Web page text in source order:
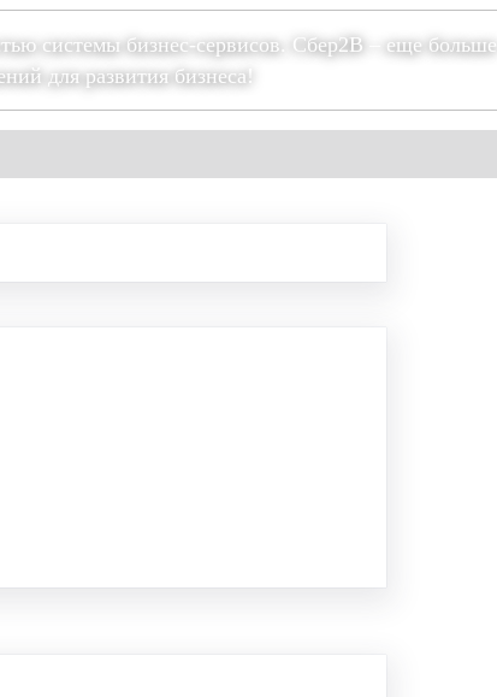
системы бизнес-сервисов. Сбер2В – еще больше
для развития бизнеса!